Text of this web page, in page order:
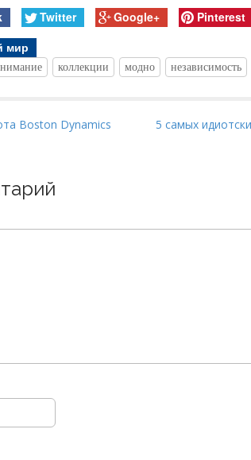
Twitter Google+ Pinterest
мир
коллекции модно независимость
Boston Dynamics
5 самых